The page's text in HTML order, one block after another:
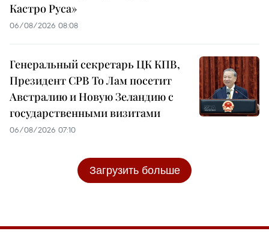
Кастро Руса»
06/08/2026 08:08
Генеральный секретарь ЦК КПВ,
Президент СРВ То Лам посетит
Австралию и Новую Зеландию с
государственными визитами
06/08/2026 07:10
Загрузить больше